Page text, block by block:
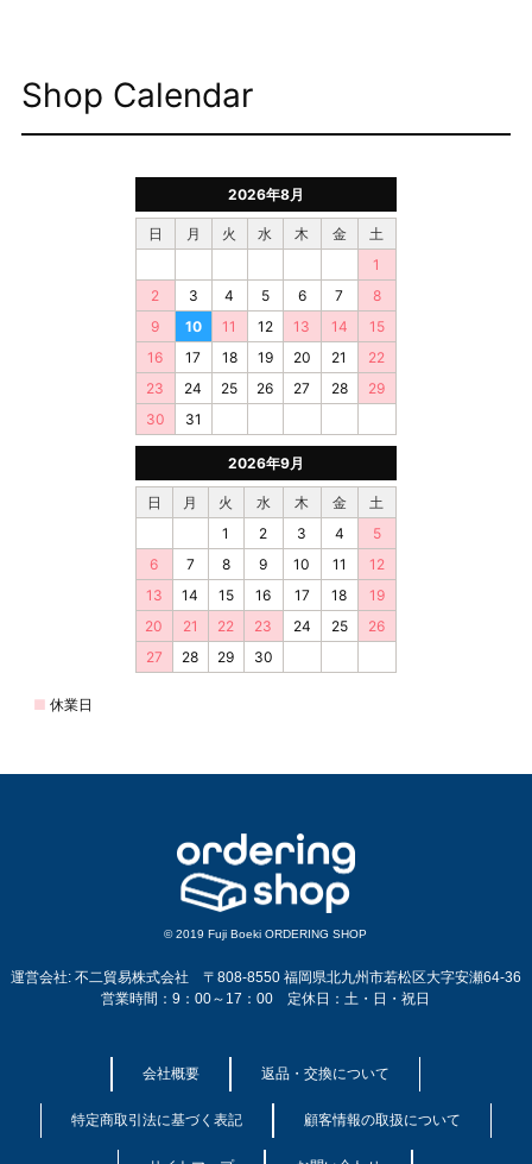
© 2019 Fuji Boeki ORDERING SHOP
運営会社: 不二貿易株式会社 〒808-8550 福岡県北九州市若松区大字安瀬64-36
営業時間：9：00～17：00 定休日：土・日・祝日
会社概要 返品・交換について
特定商取引法に基づく表記 顧客情報の取扱について